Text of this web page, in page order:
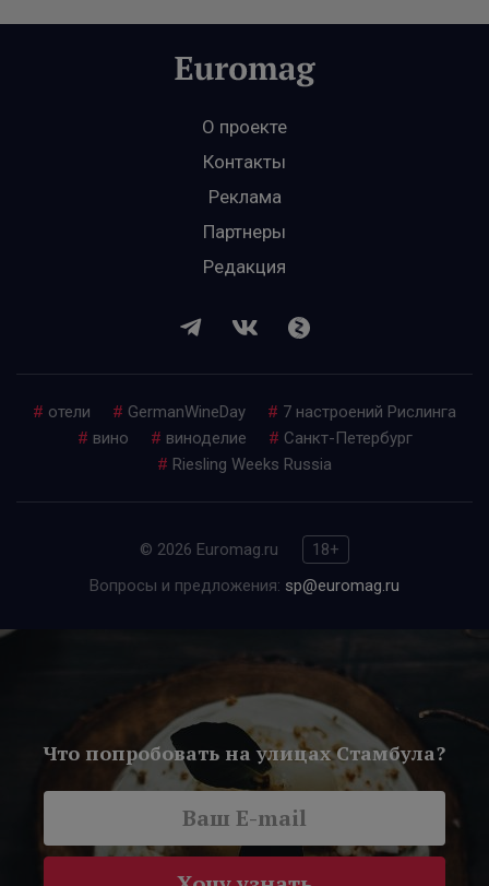
О проекте
Контакты
Реклама
Партнеры
Редакция
# отели # GermanWineDay # 7 настроений Рислинга
# вино # виноделие # Санкт-Петербург
# Riesling Weeks Russia
© 2026 Euromag.ru
18+
Вопросы и предложения: sp@euromag.ru
Что попробовать на улицах Стамбула?